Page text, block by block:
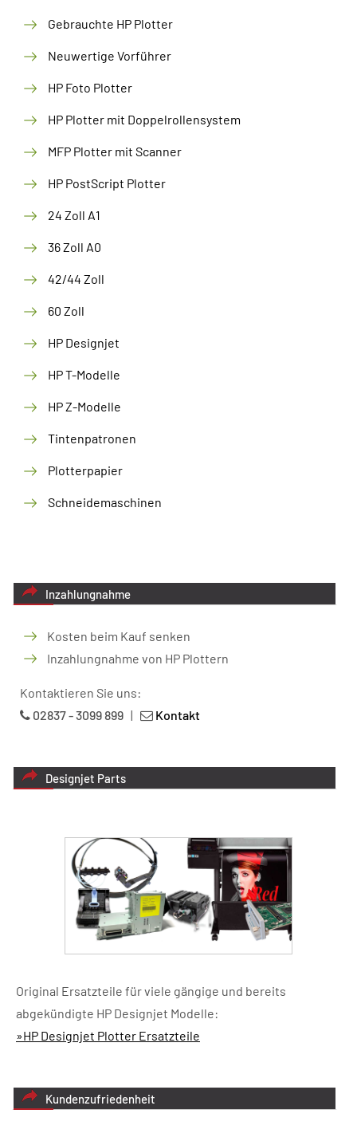
Gebrauchte HP Plotter
Neuwertige Vorführer
HP Foto Plotter
HP Plotter mit Doppelrollensystem
MFP Plotter mit Scanner
HP PostScript Plotter
24 Zoll A1
36 Zoll A0
42/44 Zoll
60 Zoll
HP Designjet
HP T-Modelle
HP Z-Modelle
Tintenpatronen
Plotterpapier
Schneidemaschinen
Inzahlungnahme
Kosten beim Kauf senken
Inzahlungnahme von HP Plottern
Kontaktieren Sie uns:
02837 - 3099 899 | Kontakt
Designjet Parts
Original Ersatzteile für viele gängige und bereits
abgekündigte HP Designjet Modelle:
»HP Designjet Plotter Ersatzteile
Kundenzufriedenheit